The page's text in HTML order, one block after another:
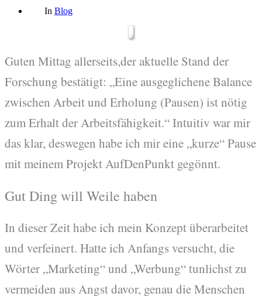
In Blog
Guten Mittag allerseits,der aktuelle Stand der
Forschung bestätigt: „Eine ausgeglichene Balance
zwischen Arbeit und Erholung (Pausen) ist nötig
zum Erhalt der Arbeitsfähigkeit.“ Intuitiv war mir
das klar, deswegen habe ich mir eine „kurze“ Pause
mit meinem Projekt AufDenPunkt gegönnt.
Gut Ding will Weile haben
In dieser Zeit habe ich mein Konzept überarbeitet
und verfeinert. Hatte ich Anfangs versucht, die
Wörter „Marketing“ und „Werbung“ tunlichst zu
vermeiden aus Angst davor, genau die Menschen